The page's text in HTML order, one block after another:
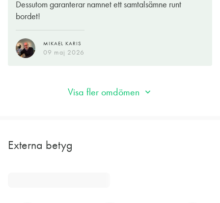
Dessutom garanterar namnet ett samtalsämne runt
bordet!
MIKAEL KARIS
09 maj 2026
Visa fler omdömen
Externa betyg